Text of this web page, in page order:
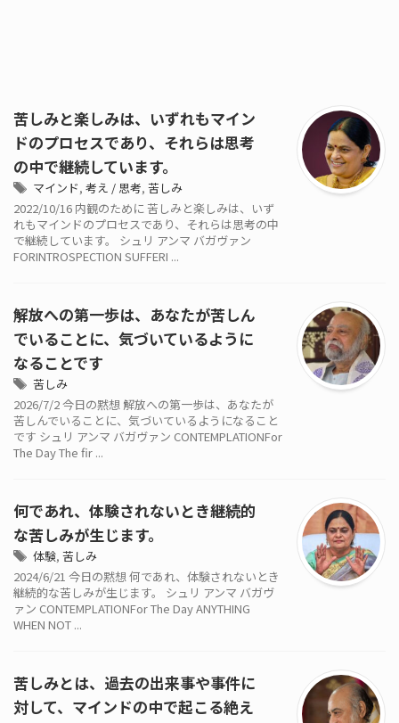
苦しみと楽しみは、いずれもマイン
ドのプロセスであり、それらは思考
の中で継続しています。
マインド, 考え / 思考, 苦しみ
2022/10/16 内観のために 苦しみと楽しみは、いず
れもマインドのプロセスであり、それらは思考の中
で継続しています。 シュリ アンマ バガヴァン
FORINTROSPECTION SUFFERI ...
解放への第一歩は、あなたが苦しん
でいることに、気づいているように
なることです
苦しみ
2026/7/2 今日の黙想 解放への第一歩は、あなたが
苦しんでいることに、気づいているようになること
です シュリ アンマ バガヴァン CONTEMPLATIONFor
The Day The fir ...
何であれ、体験されないとき継続的
な苦しみが生じます。
体験, 苦しみ
2024/6/21 今日の黙想 何であれ、体験されないとき
継続的な苦しみが生じます。 シュリ アンマ バガヴ
ァン CONTEMPLATIONFor The Day ANYTHING
WHEN NOT ...
苦しみとは、過去の出来事や事件に
対して、マインドの中で起こる絶え